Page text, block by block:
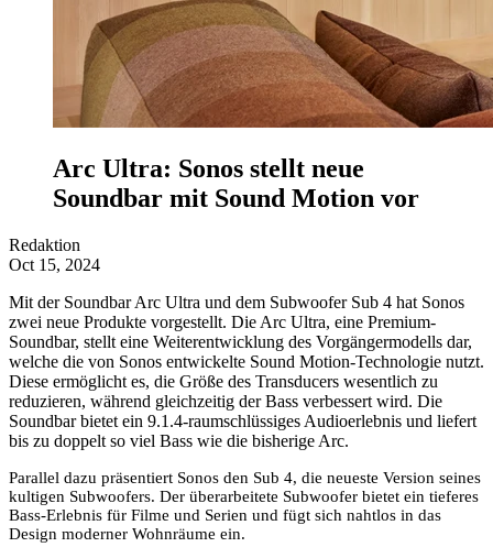
Arc Ultra: Sonos stellt neue
Soundbar mit Sound Motion vor
Redaktion
Oct 15, 2024
Mit der Soundbar Arc Ultra und dem Subwoofer Sub 4 hat Sonos
zwei neue Produkte vorgestellt. Die Arc Ultra, eine Premium-
Soundbar, stellt eine Weiterentwicklung des Vorgängermodells dar,
welche die von Sonos entwickelte Sound Motion-Technologie nutzt.
Diese ermöglicht es, die Größe des Transducers wesentlich zu
reduzieren, während gleichzeitig der Bass verbessert wird. Die
Soundbar bietet ein 9.1.4-raumschlüssiges Audioerlebnis und liefert
bis zu doppelt so viel Bass wie die bisherige Arc.
Parallel dazu präsentiert Sonos den Sub 4, die neueste Version seines
kultigen Subwoofers. Der überarbeitete Subwoofer bietet ein tieferes
Bass-Erlebnis für Filme und Serien und fügt sich nahtlos in das
Design moderner Wohnräume ein.